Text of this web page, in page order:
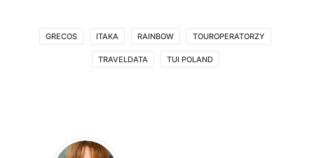
GRECOS ITAKA RAINBOW TOUROPERATORZY
TRAVELDATA TUI POLAND